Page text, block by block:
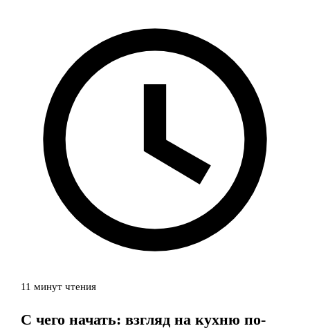
11 минут чтения
С чего начать: взгляд на кухню по-